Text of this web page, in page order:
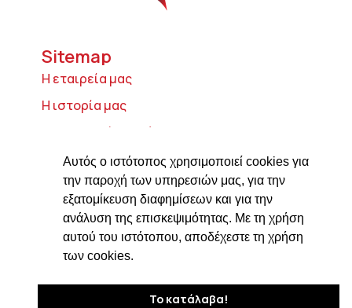
Αυτός ο ιστότοπος χρησιμοποιεί cookies για
την παροχή των υπηρεσιών μας, για την
εξατομίκευση διαφημίσεων και για την
ανάλυση της επισκεψιμότητας. Με τη χρήση
αυτού του ιστότοπου, αποδέχεστε τη χρήση
των cookies.
Το κατάλαβα!
Sitemap
Η εταιρεία μας
Η ιστορία μας
Τυροκομικά προϊόντα
Προϊόντα ιδρύματος Βαρώνου Μιχαήλ
Τοσίτσα
Delicatessen
Συνταγές
Επικοινωνία
Στοιχεία Επικοινωνίας